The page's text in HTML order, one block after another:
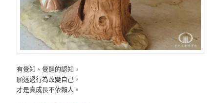
有覺知、覺醒的認知，
願透過行為改變自己，
才是真成長不依賴人。